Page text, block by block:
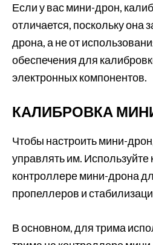
Если у вас мини-дрон,
отличается, поскольку она
дрона, а не от
обеспечения для
электронных компонентов.
КАЛИБРОВКА
Чтобы настроить мини-
управлять им. Используйте
контроллере мини-дрона
пропеллеров и
В основном, для трима